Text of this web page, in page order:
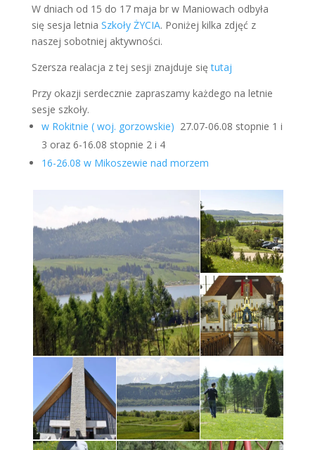
W dniach od 15 do 17 maja br w Maniowach odbyła
się sesja letnia Szkoły ŻYCIA. Poniżej kilka zdjęć z
naszej sobotniej aktywności.
Szersza realacja z tej sesji znajduje siętutaj
Przy okazji serdecznie zapraszamy każdego na letnie
sesje szkoły.
w Rokitnie ( woj. gorzowskie) 27.07-06.08 stopnie 1 i
3 oraz 6-16.08 stopnie 2 i 4
16-26.08 w Mikoszewie nad morzem